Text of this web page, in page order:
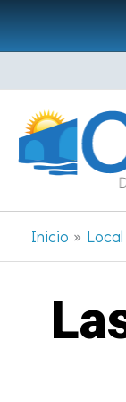
Ir
al
contenido
Inicio Local